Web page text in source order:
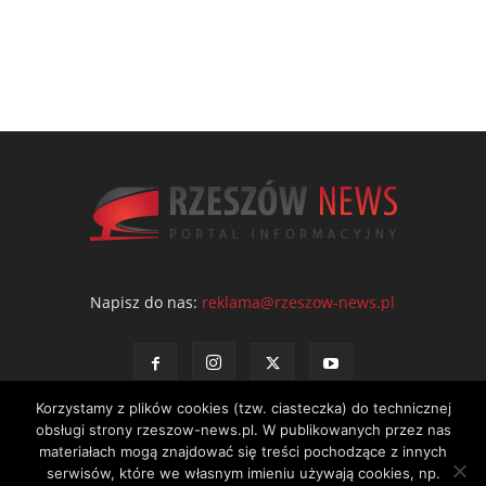
Napisz do nas: reklama@rzeszow-news.pl
Kontakt Polityka prywatności Regulamin portalu
Korzystamy z plików cookies (tzw. ciasteczka) do technicznej
obsługi strony rzeszow-news.pl. W publikowanych przez nas
materiałach mogą znajdować się treści pochodzące z innych
serwisów, które we własnym imieniu używają cookies, np.